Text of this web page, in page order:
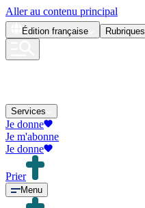
Aller au contenu principal
Édition française Rubriques
Services
Je donne
Je m'abonne
Je donne
Prier
Menu